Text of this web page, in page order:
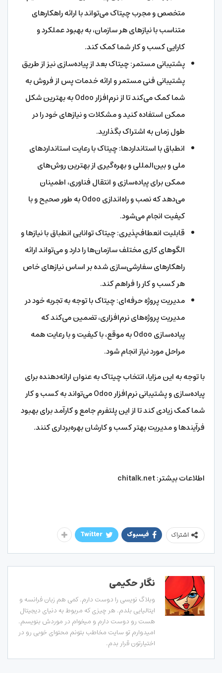
متخصص و مجرب چیتاک می‌تواند با ارائه راهکارهای
متناسب با نیازهای هر سازمان، به بهبود عملکرد و
کارایی کسب و کار شما کمک کند.
پشتیبانی مستمر: چیتاک بعد از پیاده‌سازی نیز از طریق
پشتیبانی فنی مستمر و ارائه خدمات پس از فروش به
شما کمک می‌کند تا از نرم‌افزار Odoo به بهترین شکل
ممکن استفاده کنید و مشکلات و نیازهای خود را در
طول زمان به اشتراک بگذارید.
انطباق با استانداردها: چیتاک با رعایت استانداردهای
ملی و بین‌المللی و بهره‌گیری از بهترین روش‌های
ممکن برای پیاده‌سازی و انتقال فناوری، اطمینان
می‌دهد که نصب و راه‌اندازی Odoo به طور صحیح و با
کیفیت انجام می‌شود.
قابلیت انعطاف‌پذیری: چیتاک توانایی انطباق با نیازها و
الگوهای کاری مختلف سازمان‌ها را دارد و می‌تواند ارائه
راهکارهای سفارشی‌سازی شده بر اساس نیازهای خاص
هر کسب و کار را فراهم کند.
مدیریت پروژه حرفه‌ای: چیتاک با توجه به تجربه خود در
مدیریت پروژه‌های نرم‌افزاری، تضمین می‌کند که
پیاده‌سازی Odoo به موقع، با کیفیت و با رعایت همه
مراحل مورد نیاز انجام شود.
با توجه به این مزایا، انتخاب چیتاک به عنوان ارائه‌دهنده برای
پیاده‌سازی و پشتیبانی نرم‌افزار Odoo می‌تواند به کسب و کار
شما کمک زیادی کند تا از این پلتفرم جامع و کارآمد برای بهبود
فرآیندها و مدیریت بهتر کسب و کارشان بهره‌برداری کنند.
اطلاعات بیشتر: chitalk.net
اشتراک فیسبوک Twitter
نگار حکیمی
وبلاگ نویسی را دوست دارم. کمی هم زبان فرانسه و
ایتالیایی بلدم. هر چیزی که مربوط به دنیای دیجیتال
هست رو دوست دارم و میخوام در موردش بنویسم.
امیدوارم تو سایت مخاطب بتونم محتوای خوبی رو در
اختیارتون قرار بدم.